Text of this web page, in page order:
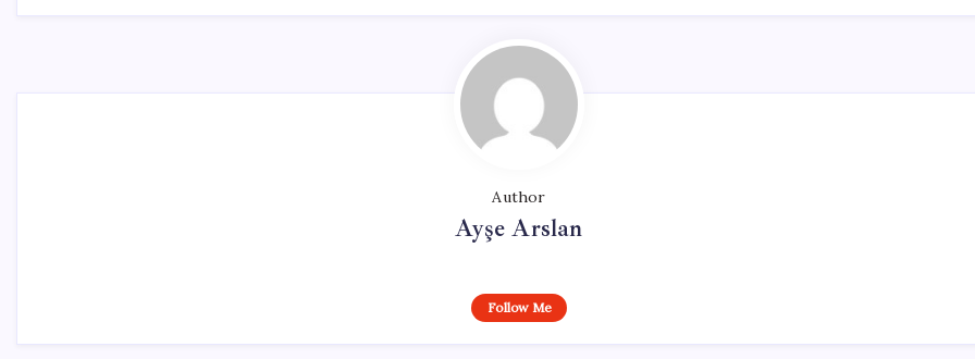
Author
Ayşe Arslan
Follow Me